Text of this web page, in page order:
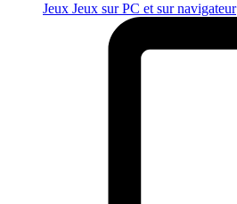
Jeux Jeux sur PC et sur navigateur